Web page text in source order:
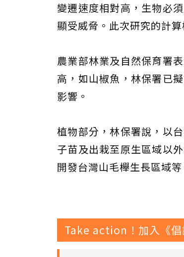
變遷速度相對高，生物必
顯受威脅。此次研究的計
農業部林業及自然保育署
高，如山椒魚，林保署已
影響。
植物部分，林保署說，以
子苗及出栽至原生區域以
開發台灣山毛櫸生長區域等
Take action！加入《倡